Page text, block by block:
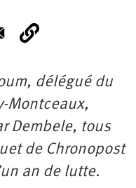
, délégué du
Montceaux,
Dembele, tous
de Chronopost
an de lutte.